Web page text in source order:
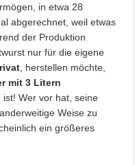
in etwa 28
abgerechnet, weil etwas
der Produktion
nur für die eigene
, herstellen möchte,
mit 3 Litern
ist! Wer vor hat, seine
Weise zu
ein größeres